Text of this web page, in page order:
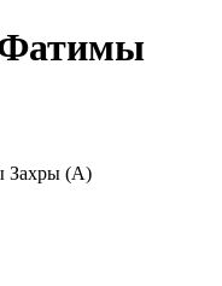
Фатимы
Захры (А)